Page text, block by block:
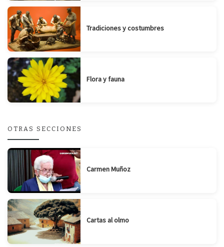
Tradiciones y costumbres
Flora y fauna
OTRAS SECCIONES
Carmen Muñoz
Cartas al olmo